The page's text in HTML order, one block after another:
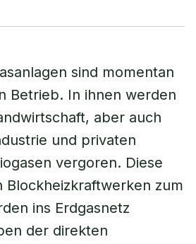
sind momentan
Betrieb. In ihnen werden
aber auch
und privaten
vergoren. Diese
Blockheizkraftwerken zum
ins Erdgasnetz
der direkten